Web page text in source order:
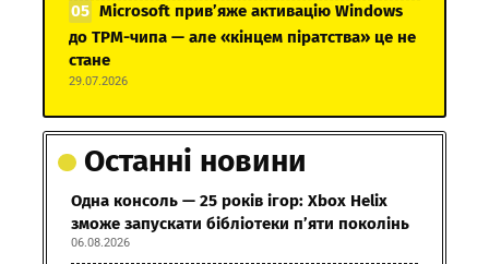
Microsoft прив’яже активацію Windows
до TPM-чипа — але «кінцем піратства» це не
стане
29.07.2026
Останні новини
Одна консоль — 25 років ігор: Xbox Helix
зможе запускати бібліотеки п’яти поколінь
06.08.2026